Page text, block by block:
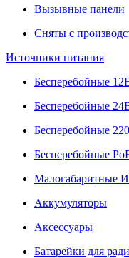
Вызывные панели
Сняты с
Источники питания
Бесперебойные
Бесперебойные
Бесперебойные
Бесперебойные
Малогабаритные
Аккумуляторы
Аксессуары
Батарейки для